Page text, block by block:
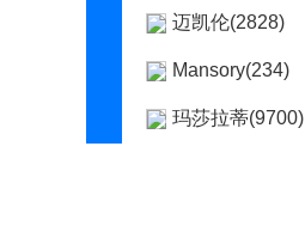
迈凯伦(2828)
Mansory(234)
玛莎拉蒂(9700)